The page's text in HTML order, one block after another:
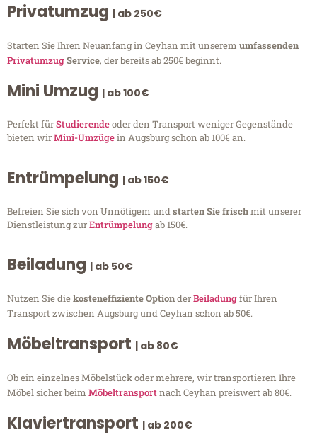
Privatumzug | ab 250€
Starten Sie Ihren Neuanfang in Ceyhan mit unserem umfassenden
PrivatumzugService, der bereits ab 250€ beginnt.
Mini Umzug | ab 100€
Perfekt fürStudierendeoder den Transport weniger Gegenstände
bieten wirMini-Umzügein Augsburg schon ab 100€ an.
Entrümpelung | ab 150€
Befreien Sie sich von Unnötigem undstarten Sie frischmit unserer
Dienstleistung zurEntrümpelungab 150€.
Beiladung | ab 50€
Nutzen Sie diekosteneffiziente OptionderBeiladungfür Ihren
Transport zwischen Augsburg und Ceyhan schon ab 50€.
Möbeltransport | ab 80€
Ob ein einzelnes Möbelstück oder mehrere, wir transportieren Ihre
Möbel sicher beim Möbeltransportnach Ceyhan preiswert ab 80€.
Klaviertransport | ab 200€